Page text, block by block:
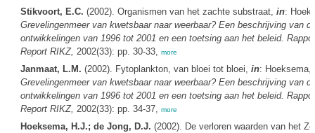
Stikvoort, E.C. (2002). Organismen van het zachte substraat, in:
Grevelingenmeer van kwetsbaar naar weerbaar? Een beschrijving van
ontwikkelingen van 1996 tot 2001 en een toetsing aan het beleid.
Report RIKZ, 2002(33): pp. 30-33, more
Janmaat, L.M. (2002). Fytoplankton, van bloei tot bloei, in: Hoeksema,
Grevelingenmeer van kwetsbaar naar weerbaar? Een beschrijving van
ontwikkelingen van 1996 tot 2001 en een toetsing aan het beleid.
Report RIKZ, 2002(33): pp. 34-37, more
Hoeksema, H.J.; de Jong, D.J. (2002). De verloren waarden van het